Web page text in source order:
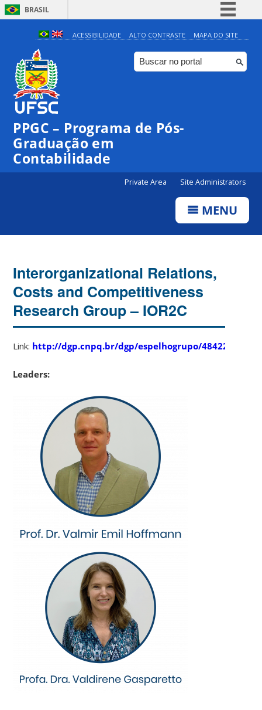
BRASIL
Simplifique!
Comunica BR
Participe
Canais
ACESSIBILIDADE ALTO CONTRASTE MAPA DO SITE
PPGC – Programa de Pós-
Graduação em
Contabilidade
Private Area Site Administrators
MENU
Interorganizational Relations,
Costs and Competitiveness
Research Group – IOR2C
Link: http://dgp.cnpq.br/dgp/espelhogrupo/
Leaders: